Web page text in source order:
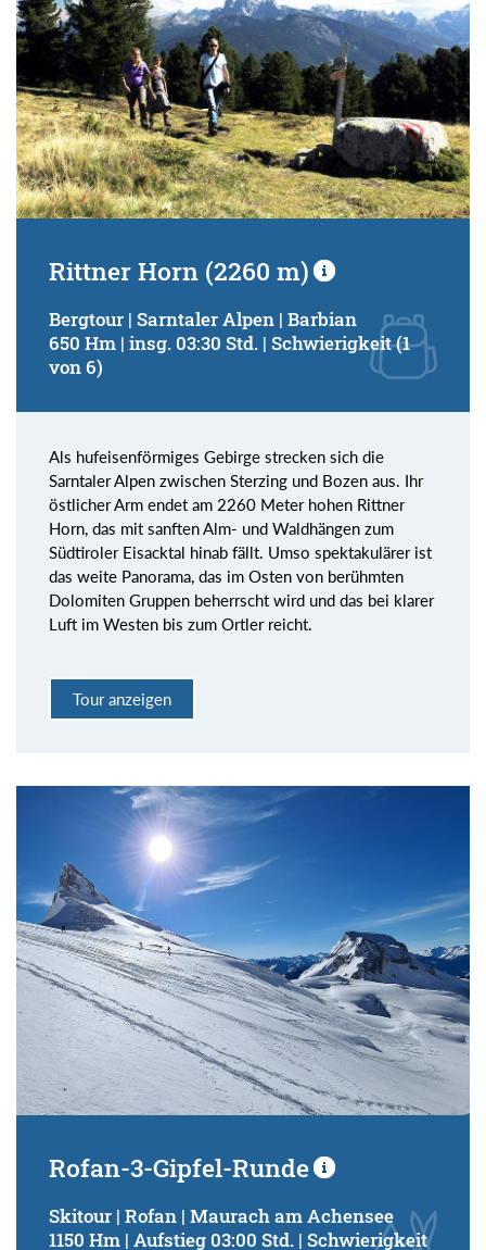
Rittner Horn (2260 m)
Bergtour | Sarntaler Alpen | Barbian
650 Hm | insg. 03:30 Std. | Schwierigkeit (1
von 6)
Als hufeisenförmiges Gebirge strecken sich die
Sarntaler Alpen zwischen Sterzing und Bozen aus. Ihr
östlicher Arm endet am 2260 Meter hohen Rittner
Horn, das mit sanften Alm- und Waldhängen zum
Südtiroler Eisacktal hinab fällt. Umso spektakulärer ist
das weite Panorama, das im Osten von berühmten
Dolomiten Gruppen beherrscht wird und das bei klarer
Luft im Westen bis zum Ortler reicht.
Tour anzeigen
Rofan-3-Gipfel-Runde
Skitour | Rofan | Maurach am Achensee
1150 Hm | Aufstieg 03:00 Std. | Schwierigkeit